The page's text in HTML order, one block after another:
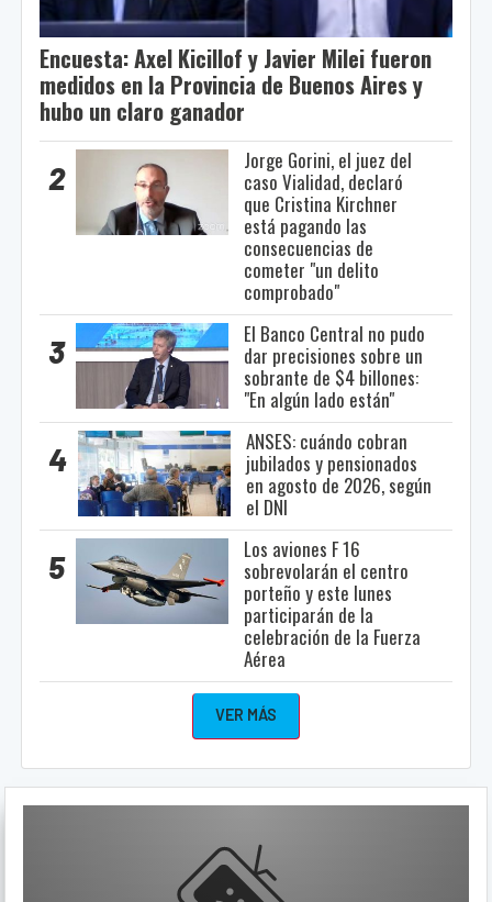
Encuesta: Axel Kicillof y Javier Milei fueron
medidos en la Provincia de Buenos Aires y
hubo un claro ganador
2
Jorge Gorini, el juez del
caso Vialidad, declaró
que Cristina Kirchner
está pagando las
consecuencias de
cometer "un delito
comprobado"
3
El Banco Central no pudo
dar precisiones sobre un
sobrante de $4 billones:
"En algún lado están"
4
ANSES: cuándo cobran
jubilados y pensionados
en agosto de 2026, según
el DNI
5
Los aviones F 16
sobrevolarán el centro
porteño y este lunes
participarán de la
celebración de la Fuerza
Aérea
VER MÁS